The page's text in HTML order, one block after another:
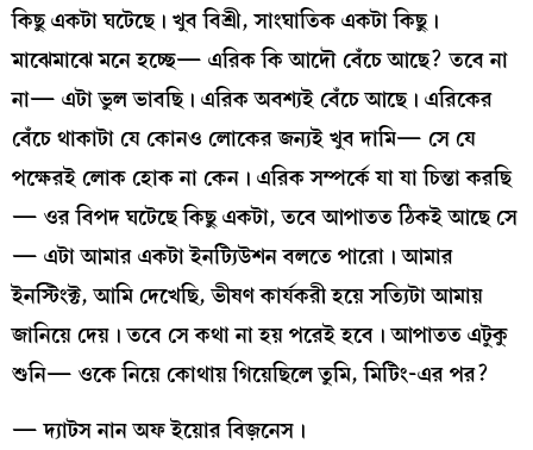
কিছু একটা ঘটেছে। খুব বিশ্রী, সাংঘাতিক একটা কিছু।
মাঝেমাঝে মনে হচ্ছে— এরিক কি আদৌ বেঁচে আছে? তবে না
না— এটা ভুল ভাবছি। এরিক অবশ্যই বেঁচে আছে। এরিকের
বেঁচে থাকাটা যে কোনও লোকের জন্যই খুব দামি— সে যে
পক্ষেরই লোক হোক না কেন। এরিক সম্পর্কে যা যা চিন্তা করছি
— ওর বিপদ ঘটেছে কিছু একটা, তবে আপাতত ঠিকই আছে সে
— এটা আমার একটা ইনট্যিউশন বলতে পারো। আমার
ইনস্টিংক্ট, আমি দেখেছি, ভীষণ কার্যকরী হয়ে সত্যিটা আমায়
জানিয়ে দেয়। তবে সে কথা না হয় পরেই হবে। আপাতত এটুকু
শুনি— ওকে নিয়ে কোথায় গিয়েছিলে তুমি, মিটিং-এর পর?
— দ্যাটস নান অফ ইয়োর বিজ়নেস।